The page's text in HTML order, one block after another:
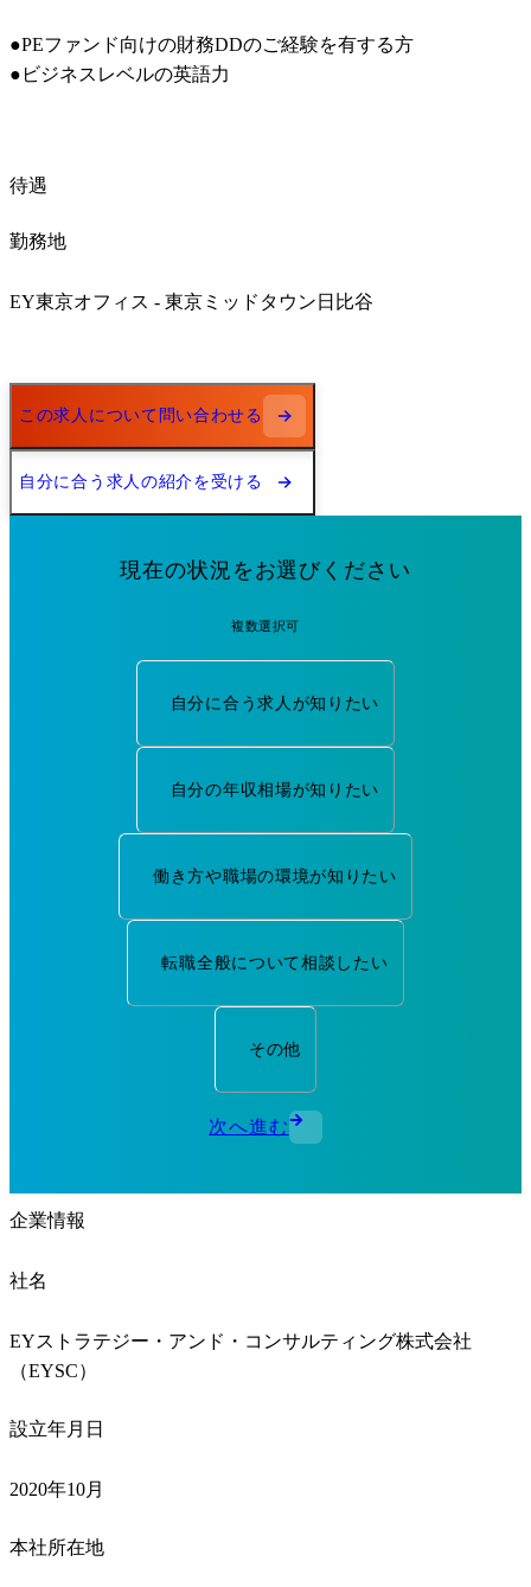
●PEファンド向けの財務DDのご経験を有する方
●ビジネスレベルの英語力
待遇
勤務地
EY東京オフィス ‐ 東京ミッドタウン日比谷
この求人について問い合わせる
自分に合う求人の紹介を受ける
現在の状況をお選びください
複数選択可
自分に合う求人が知りたい
自分の年収相場が知りたい
働き方や職場の環境が知りたい
転職全般について相談したい
その他
次へ進む
企業情報
社名
EYストラテジー・アンド・コンサルティング株式会社
（EYSC）
設立年月日
2020年10月
本社所在地